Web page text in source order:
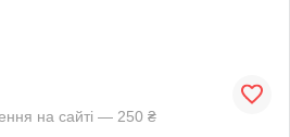
на сайті — 250 ₴